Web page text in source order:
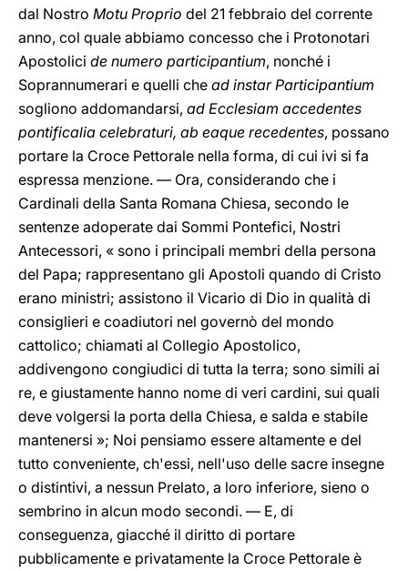
dal Nostro Motu Proprio del 21 febbraio del corrente
anno, col quale abbiamo concesso che i Protonotari
Apostolici de numero participantium, nonché i
Soprannumerari e quelli che ad instar Participantium
sogliono addomandarsi, ad Ecclesiam accedentes
pontificalia celebraturi, ab eaque recedentes, possano
portare la Croce Pettorale nella forma, di cui ivi si fa
espressa menzione. — Ora, considerando che i
Cardinali della Santa Romana Chiesa, secondo le
sentenze adoperate dai Sommi Pontefici, Nostri
Antecessori, « sono i principali membri della persona
del Papa; rappresentano gli Apostoli quando di Cristo
erano ministri; assistono il Vicario di Dio in qualità di
consiglieri e coadiutori nel governò del mondo
cattolico; chiamati al Collegio Apostolico,
addivengono congiudici di tutta la terra; sono simili ai
re, e giustamente hanno nome di veri cardini, sui quali
deve volgersi la porta della Chiesa, e salda e stabile
mantenersi »; Noi pensiamo essere altamente e del
tutto conveniente, ch'essi, nell'uso delle sacre insegne
o distintivi, a nessun Prelato, a loro inferiore, sieno o
sembrino in alcun modo secondi. — E, di
conseguenza, giacché il diritto di portare
pubblicamente e privatamente la Croce Pettorale è